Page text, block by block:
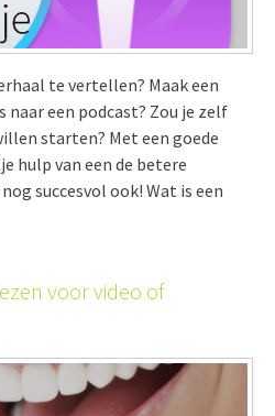
te vertellen? Maak een
naar een podcast? Zou je zelf
starten? Met een goede
hulp van een de betere
succesvol ook! Wat is een
voor video of